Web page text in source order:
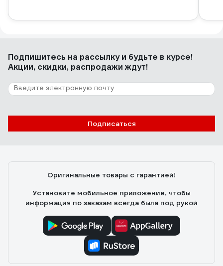
Подпишитесь на рассылкуи будьте в курсе!
Акции, скидки, распродажи ждут!
Подписаться
Оригинальные товары с гарантией!
Установите мобильное приложение, чтобы
информация по заказам всегда была под рукой